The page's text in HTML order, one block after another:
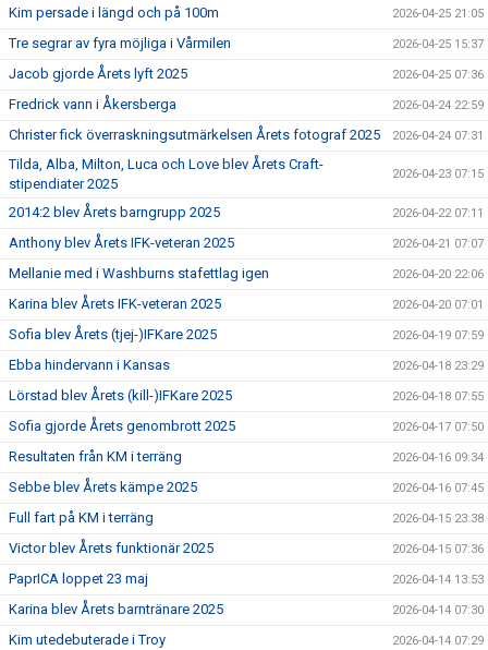
Kim persade i längd och på 100m 2026-04-25 21:05
Tre segrar av fyra möjliga i Vårmilen 2026-04-25 15:37
Jacob gjorde Årets lyft 2025 2026-04-25 07:36
Fredrick vann i Åkersberga 2026-04-24 22:59
Christer fick överraskningsutmärkelsen Årets fotograf 2025 2026-04-24 07:31
Tilda, Alba, Milton, Luca och Love blev Årets Craft-
stipendiater 2025
2026-04-23 07:15
2014:2 blev Årets barngrupp 2025 2026-04-22 07:11
Anthony blev Årets IFK-veteran 2025 2026-04-21 07:07
Mellanie med i Washburns stafettlag igen 2026-04-20 22:06
Karina blev Årets IFK-veteran 2025 2026-04-20 07:01
Sofia blev Årets (tjej-)IFKare 2025 2026-04-19 07:59
Ebba hindervann i Kansas 2026-04-18 23:29
Lörstad blev Årets (kill-)IFKare 2025 2026-04-18 07:55
Sofia gjorde Årets genombrott 2025 2026-04-17 07:50
Resultaten från KM i terräng 2026-04-16 09:34
Sebbe blev Årets kämpe 2025 2026-04-16 07:45
Full fart på KM i terräng 2026-04-15 23:38
Victor blev Årets funktionär 2025 2026-04-15 07:36
PaprICA loppet 23 maj 2026-04-14 13:53
Karina blev Årets barntränare 2025 2026-04-14 07:30
Kim utedebuterade i Troy 2026-04-14 07:29